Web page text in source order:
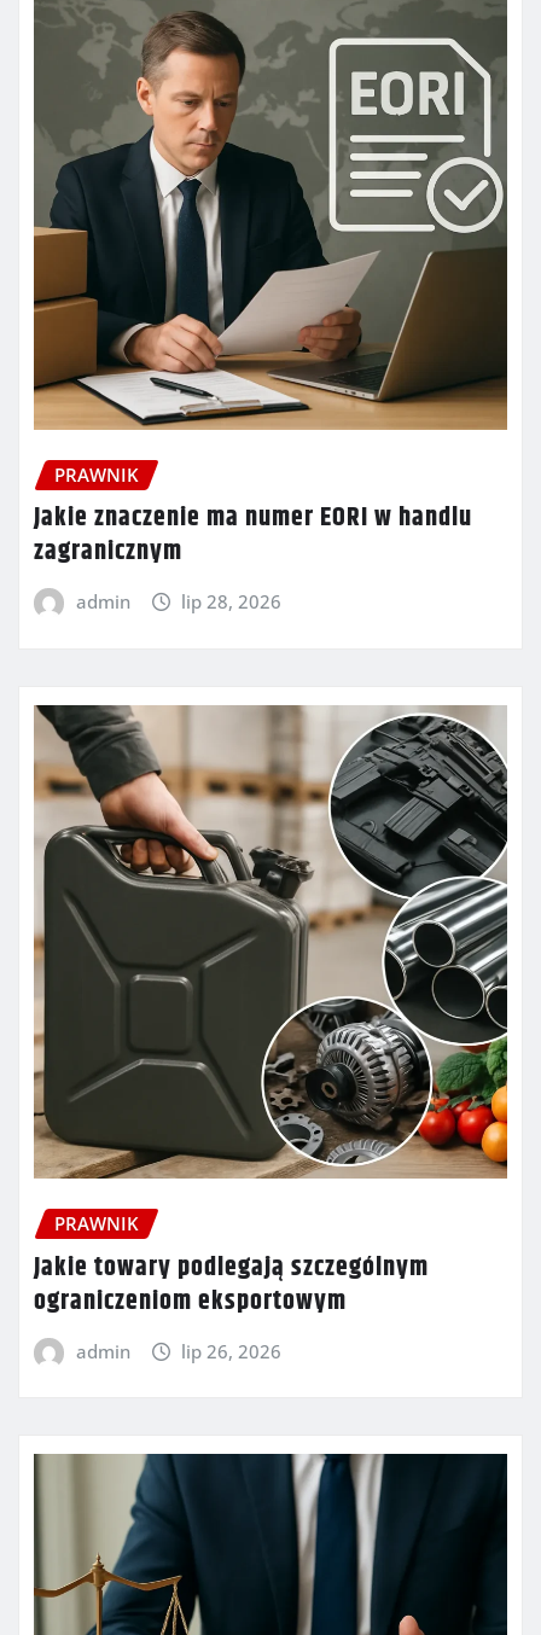
PRAWNIK
Jakie znaczenie ma numer EORI w handlu
zagranicznym
admin lip 28, 2026
PRAWNIK
Jakie towary podlegają szczególnym
ograniczeniom eksportowym
admin lip 26, 2026